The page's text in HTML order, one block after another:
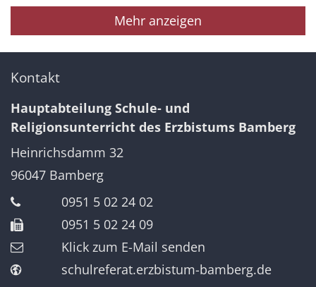
Mehr anzeigen
Kontakt
Hauptabteilung Schule- und
Religionsunterricht des Erzbistums Bamberg
Heinrichsdamm 32
96047 Bamberg
0951 5 02 24 02
0951 5 02 24 09
Klick zum E-Mail senden
schulreferat.erzbistum-bamberg.de